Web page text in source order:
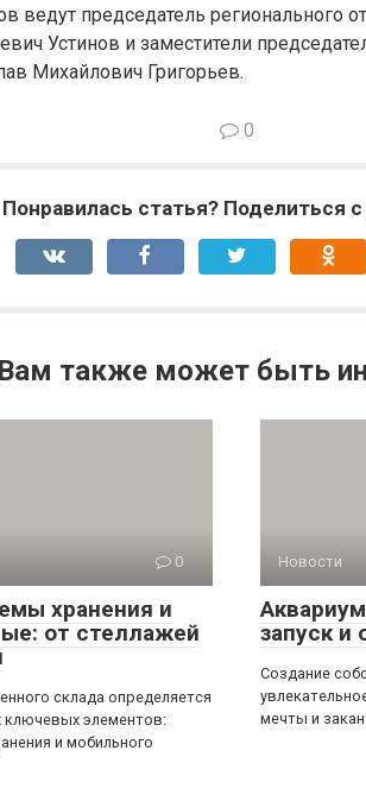
ведут председатель регионального
Устинов и заместители
Михайлович Григорьев.
0
Понравилась статья? Поделиться
Вам также может быть
0
хранения и
от стеллажей
склада определяется
ключевых элементов:
и мобильного
Новости
запуск и
Создание
мечты и